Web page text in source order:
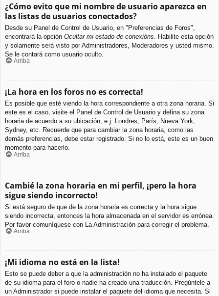
¿Cómo evito que mi nombre de usuario aparezca en
las listas de usuarios conectados?
Desde su Panel de Control de Usuario, en "Preferencias de Foros",
encontrará la opción Ocultar mi estado de conexións . Habilite esta opción
y solamente será visto por Administradores, Moderadores y usted mismo.
Se le contará como usuario oculto.
Arriba
¡La hora en los foros no es correcta!
Es posible que esté viendo la hora correspondiente a otra zona horaria. Si
este es el caso, visite el Panel de Control de Usuario y defina su zona
horaria de acuerdo a su ubicación, e.j. Londres, París, Nueva York,
Sydney, etc. Recuerde que para cambiar la zona horaria, como las
demás preferencias, debe estar registrado. Si no lo está, este es un buen
momento para hacerlo.
Arriba
Cambié la zona horaria en mi perfil, ¡pero la hora
sigue siendo incorrecto!
Si está seguro de que de la zona horaria es correcta y la hora sigue
siendo incorrecta, entonces la hora almacenada en el servidor es errónea.
Por favor comuníquese con La Administración para corregir el problema.
Arriba
¡Mi idioma no está en la lista!
Esto se puede deber a que la administración no ha instalado el paquete
de su idioma para el foro o nadie ha creado una traducción. Pregúntele a
un Administrador si puede instalar el paquete del idioma que necesita. Si